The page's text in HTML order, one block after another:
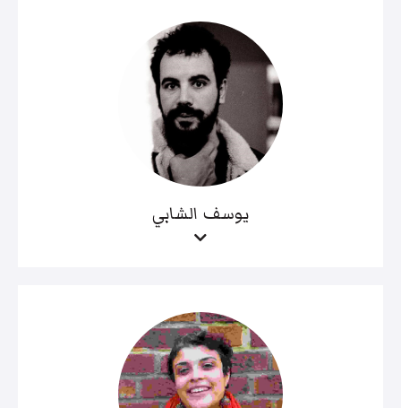
يوسف الشابي